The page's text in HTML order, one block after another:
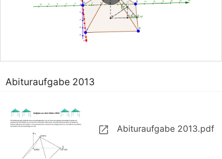
Abituraufgabe 2013
Abituraufgabe 2013.pdf